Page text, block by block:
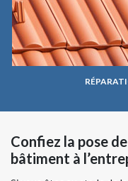
Confiez la pose
bâtiment à